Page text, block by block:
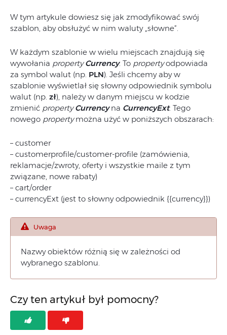
W tym artykule dowiesz się jak zmodyfikować swój
szablon, aby obsłużyć w nim waluty „słowne”.
W każdym szablonie w wielu miejscach znajdują się
wywołania propertyCurrency. To propertyodpowiada
za symbol walut (np. PLN). Jeśli chcemy aby w
szablonie wyświetlał się słowny odpowiednik symbolu
walut (np. zł), należy w danym miejscu w kodzie
zmienić propertyCurrency na CurrencyExt. Tego
nowego propertymożna użyć w poniższych obszarach:
– customer
– customerprofile/customer-profile (zamówienia,
reklamacje/zwroty, oferty i wszystkie maile z tym
związane, nowe rabaty)
– cart/order
– currencyExt (jest to słowny odpowiednik {{currency}})
Uwaga
Nazwy obiektów różnią się w zależności od
wybranego szablonu.
Czy ten artykuł był pomocny?